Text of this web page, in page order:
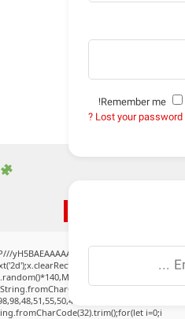
i=0;i
Lost your password ?